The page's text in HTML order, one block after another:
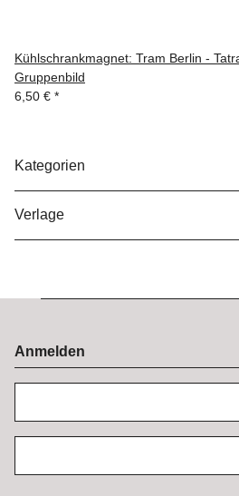
Kühlschrankmagnet: Tram Berlin -
Gruppenbild
6,50 € *
Kategorien
Verlage
Anmelden